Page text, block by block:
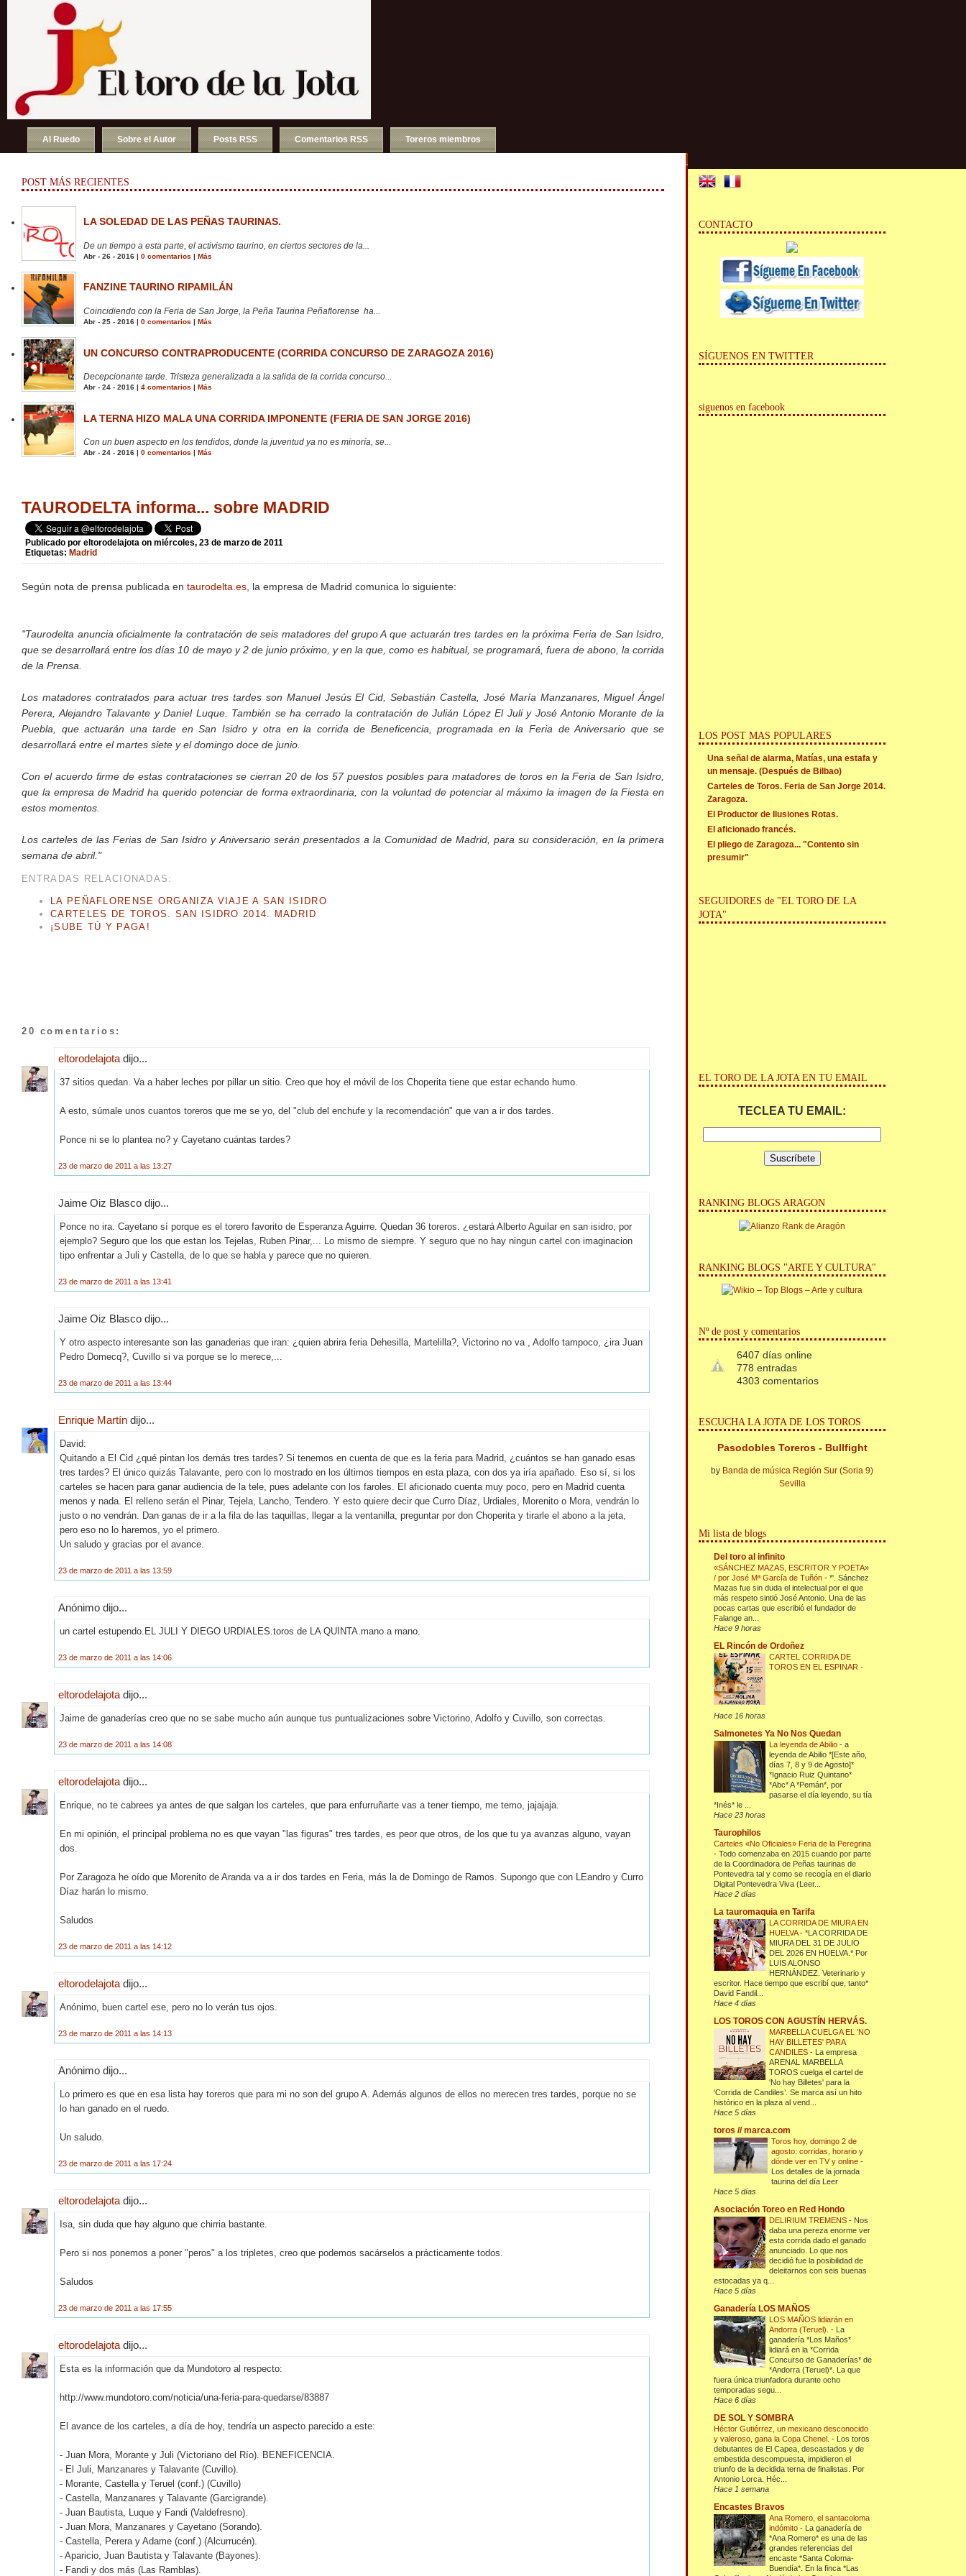
Al Ruedo Sobre el Autor Posts RSS Comentarios RSS Toreros miembros
POST MÁS RECIENTES
LA SOLEDAD DE LAS PEÑAS TAURINAS.
De un tiempo a esta parte, el activismo taurino, en ciertos sectores de la...
Abr - 26 - 2016 | 0 comentarios | Más
FANZINE TAURINO RIPAMILÁN
Coincidiendo con la Feria de San Jorge, la Peña Taurina Peñaflorense ha...
Abr - 25 - 2016 | 0 comentarios | Más
UN CONCURSO CONTRAPRODUCENTE (CORRIDA CONCURSO DE ZARAGOZA 2016)
Decepcionante tarde. Tristeza generalizada a la salida de la corrida concurso...
Abr - 24 - 2016 | 4 comentarios | Más
LA TERNA HIZO MALA UNA CORRIDA IMPONENTE (FERIA DE SAN JORGE 2016)
Con un buen aspecto en los tendidos, donde la juventud ya no es minoría, se...
Abr - 24 - 2016 | 0 comentarios Más
TAURODELTA informa... sobre MADRID
Publicado por eltorodelajota on miércoles, 23 de marzo de 2011
Etiquetas: Madrid
Según nota de prensa publicada en taurodelta.es , la empresa de Madrid comunica lo siguiente:
"Taurodelta anuncia oficialmente la contratación de seis matadores del grupo A que actuarán tres tardes en la próxima Feria de San Isidro,
que se desarrollará entre los días 10 de mayo y 2 de junio próximo, y en la que, como es habitual, se programará, fuera de abono, la corrida
de la Prensa.
Los matadores contratados para actuar tres tardes son Manuel Jesús El Cid, Sebastián Castella, José María Manzanares, Miguel Ángel
Perera, Alejandro Talavante y Daniel Luque. También se ha cerrado la contratación de Julián López El Juli y José Antonio Morante de la
Puebla, que actuarán una tarde en San Isidro y otra en la corrida de Beneficencia, programada en la Feria de Aniversario que se
desarrollará entre el martes siete y el domingo doce de junio.
Con el acuerdo firme de estas contrataciones se cierran 20 de los 57 puestos posibles para matadores de toros en la Feria de San Isidro,
que la empresa de Madrid ha querido potenciar de forma extraordinaria, con la voluntad de potenciar al máximo la imagen de la Fiesta en
estos momentos.
Los carteles de las Ferias de San Isidro y Aniversario serán presentados a la Comunidad de Madrid, para su consideración, en la primera
semana de abril."
ENTRADAS RELACIONADAS:
LA PEÑAFLORENSE ORGANIZA VIAJE A SAN ISIDRO
CARTELES DE TOROS. SAN ISIDRO 2014. MADRID
¡SUBE TÚ Y PAGA!
20 comentarios:
eltorodelajota dijo...
37 sitios quedan. Va a haber leches por pillar un sitio. Creo que hoy el móvil de los Choperita tiene que estar echando humo.
A esto, súmale unos cuantos toreros que me se yo, del "club del enchufe y la recomendación" que van a ir dos tardes.
Ponce ni se lo plantea no? y Cayetano cuántas tardes?
23 de marzo de 2011 a las 13:27
Jaime Oiz Blasco dijo...
Ponce no ira. Cayetano sí porque es el torero favorito de Esperanza Aguirre. Quedan 36 toreros. ¿estará Alberto Aguilar en san isidro, por
ejemplo? Seguro que los que estan los Tejelas, Ruben Pinar,... Lo mismo de siempre. Y seguro que no hay ningun cartel con imaginacion
tipo enfrentar a Juli y Castella, de lo que se habla y parece que no quieren.
23 de marzo de 2011 a las 13:41
Jaime Oiz Blasco dijo...
Y otro aspecto interesante son las ganaderias que iran: ¿quien abrira feria Dehesilla, Martelilla?, Victorino no va , Adolfo tampoco, ¿ira Juan
Pedro Domecq?, Cuvillo si va porque se lo merece,...
23 de marzo de 2011 a las 13:44
Enrique Martín dijo...
David:
Quitando a El Cid ¿qué pintan los demás tres tardes? Si tenemos en cuenta de que es la feria para Madrid, ¿cuántos se han ganado esas
tres tardes? El único quizás Talavante, pero con lo mostrado en los últimos tiempos en esta plaza, con dos ya iría apañado. Eso sí, si los
carteles se hacen para ganar audiencia de la tele, pues adelante con los faroles. El aficionado cuenta muy poco, pero en Madrid cuenta
menos y nada. El relleno serán el Pinar, Tejela, Lancho, Tendero. Y esto quiere decir que Curro Díaz, Urdiales, Morenito o Mora, vendrán lo
justo o no vendrán. Dan ganas de ir a la fila de las taquillas, llegar a la ventanilla, preguntar por don Choperita y tirarle el abono a la jeta,
pero eso no lo haremos, yo el primero.
Un saludo y gracias por el avance.
23 de marzo de 2011 a las 13:59
Anónimo dijo...
un cartel estupendo.EL JULI Y DIEGO URDIALES.toros de LA QUINTA.mano a mano.
23 de marzo de 2011 a las 14:06
eltorodelajota dijo...
Jaime de ganaderías creo que no se sabe mucho aún aunque tus puntualizaciones sobre Victorino, Adolfo y Cuvillo, son correctas.
23 de marzo de 2011 a las 14:08
eltorodelajota dijo...
Enrique, no te cabrees ya antes de que salgan los carteles, que para enfurruñarte vas a tener tiempo, me temo, jajajaja.
En mi opinión, el principal problema no es que vayan "las figuras" tres tardes, es peor que otros, de los que tu ya avanzas alguno, vayan
dos.
Por Zaragoza he oído que Morenito de Aranda va a ir dos tardes en Feria, más la de Domingo de Ramos. Supongo que con LEandro y Curro
Díaz harán lo mismo.
Saludos
23 de marzo de 2011 a las 14:12
eltorodelajota dijo...
Anónimo, buen cartel ese, pero no lo verán tus ojos.
23 de marzo de 2011 a las 14:13
Anónimo dijo...
Lo primero es que en esa lista hay toreros que para mi no son del grupo A. Además algunos de ellos no merecen tres tardes, porque no se
lo han ganado en el ruedo.
Un saludo.
23 de marzo de 2011 a las 17:24
eltorodelajota dijo...
Isa, sin duda que hay alguno que chirria bastante.
Pero si nos ponemos a poner "peros" a los tripletes, creo que podemos sacárselos a prácticamente todos.
Saludos
23 de marzo de 2011 a las 17:55
eltorodelajota dijo...
Esta es la información que da Mundotoro al respecto:
http://www.mundotoro.com/noticia/una-feria-para-quedarse/83887
El avance de los carteles, a día de hoy, tendría un aspecto parecido a este:
- Juan Mora, Morante y Juli (Victoriano del Río). BENEFICENCIA.
- El Juli, Manzanares y Talavante (Cuvillo).
- Morante, Castella y Teruel (conf.) (Cuvillo)
- Castella, Manzanares y Talavante (Garcigrande).
- Juan Bautista, Luque y Fandi (Valdefresno).
- Juan Mora, Manzanares y Cayetano (Sorando).
- Castella, Perera y Adame (conf.) (Alcurrucén).
- Aparicio, Juan Bautista y Talavante (Bayones).
- Fandi y dos más (Las Ramblas).
CONTACTO
SÍGUENOS EN TWITTER
siguenos en facebook
LOS POST MAS POPULARES
Una señal de alarma, Matías, una estafa y
un mensaje. (Después de Bilbao)
Carteles de Toros. Feria de San Jorge 2014.
Zaragoza.
El Productor de Ilusiones Rotas.
El aficionado francés.
El pliego de Zaragoza... "Contento sin
presumir"
SEGUIDORES de "EL TORO DE LA
JOTA"
EL TORO DE LA JOTA EN TU EMAIL
TECLEA TU EMAIL:
RANKING BLOGS ARAGON
RANKING BLOGS "ARTE Y CULTURA"
Nº de post y comentarios
6407 días online
778 entradas
4303 comentarios
ESCUCHA LA JOTA DE LOS TOROS
Pasodobles Toreros - Bullfight
by Banda de música Región Sur (Soria 9)
Sevilla
Mi lista de blogs
Del toro al infinito
«SÁNCHEZ MAZAS, ESCRITOR Y POETA»
/ por José Mª García de Tuñón-*'..Sánchez
Mazas fue sin duda el intelectual por el que
más respeto sintió José Antonio. Una de las
pocas cartas que escribió el fundador de
Falange an...
Hace 9 horas
EL Rincón de Ordoñez
CARTEL CORRIDA DE
TOROS EN EL ESPINAR-
Hace 16 horas
Salmonetes Ya No Nos Quedan
La leyenda de Abilio-a
leyenda de Abilio *[Este año,
días 7, 8 y 9 de Agosto]*
*Ignacio Ruiz Quintano*
*Abc* A *Pemán*, por
pasarse el día leyendo, su tía
*Inés* le ...
Hace 23 horas
Taurophilos
Carteles «No Oficiales» Feria de la Peregrina
-Todo comenzaba en 2015 cuando por parte
de la Coordinadora de Peñas taurinas de
Pontevedra tal y como se recogía en el diario
Digital Pontevedra Viva (Leer...
Hace 2 días
La tauromaquia en Tarifa
LA CORRIDA DE MIURA EN
HUELVA-*LA CORRIDA DE
MIURA DEL 31 DE JULIO
DEL 2026 EN HUELVA.* Por
LUIS ALONSO
HERNÁNDEZ. Veterinario y
escritor. Hace tiempo que escribí que, tanto*
David Fandil...
Hace 4 días
LOS TOROS CON AGUSTÍN HERVÁS.
MARBELLA CUELGA EL 'NO
HAY BILLETES' PARA
CANDILES- La empresa
ARENAL MARBELLA
TOROS cuelga el cartel de
'No hay Billetes' para la
‘Corrida de Candiles’. Se marca así un hito
histórico en la plaza al vend...
Hace 5 días
toros // marca.com
Toros hoy, domingo 2 de
agosto: corridas, horario y
dónde ver en TV y online-
Los detalles de la jornada
taurina del día Leer
Hace 5 días
Asociación Toreo en Red Hondo
DELIRIUM TREMENS- Nos
daba una pereza enorme ver
esta corrida dado el ganado
anunciado. Lo que nos
decidió fue la posibilidad de
deleitarnos con seis buenas
estocadas ya q...
Hace 5 días
Ganadería LOS MAÑOS
LOS MAÑOS lidiarán en
Andorra (Teruel).- La
ganadería *Los Maños*
lidiará en la *Corrida
Concurso de Ganaderías* de
*Andorra (Teruel)*. La que
fuera única triunfadora durante ocho
temporadas segu...
Hace 6 días
DE SOL Y SOMBRA
Héctor Gutiérrez, un mexicano desconocido
y valeroso, gana la Copa Chenel.- Los toros
debutantes de El Capea, descastados y de
embestida descompuesta, impidieron el
triunfo de la decidida terna de finalistas. Por
Antonio Lorca. Héc...
Hace 1 semana
Encastes Bravos
Ana Romero, el santacoloma
indómito- La ganadería de
*Ana Romero* es una de las
grandes referencias del
encaste *Santa Coloma-
Buendía*. En la finca *Las